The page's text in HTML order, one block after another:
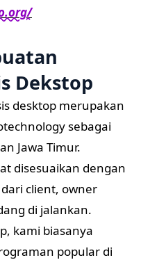
Dekstop
desktop merupakan
sebagai
Jawa Timur.
disesuaikan dengan
client, owner
di jalankan.
kami biasanya
popular di